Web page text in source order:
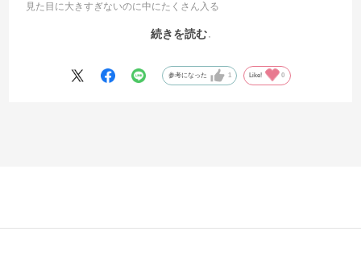
見た目に大きすぎないのに中にたくさん入る
モノグラムも大人可愛いにピッタリの柄です
続きを読む
参考になった 1 Like! 0